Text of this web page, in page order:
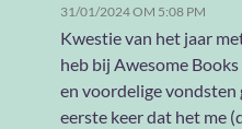
31/01/2024 OM 5:08 PM
Kwestie van het jaar
heb bij Awesome
en voordelige vondsten
eerste keer dat het me